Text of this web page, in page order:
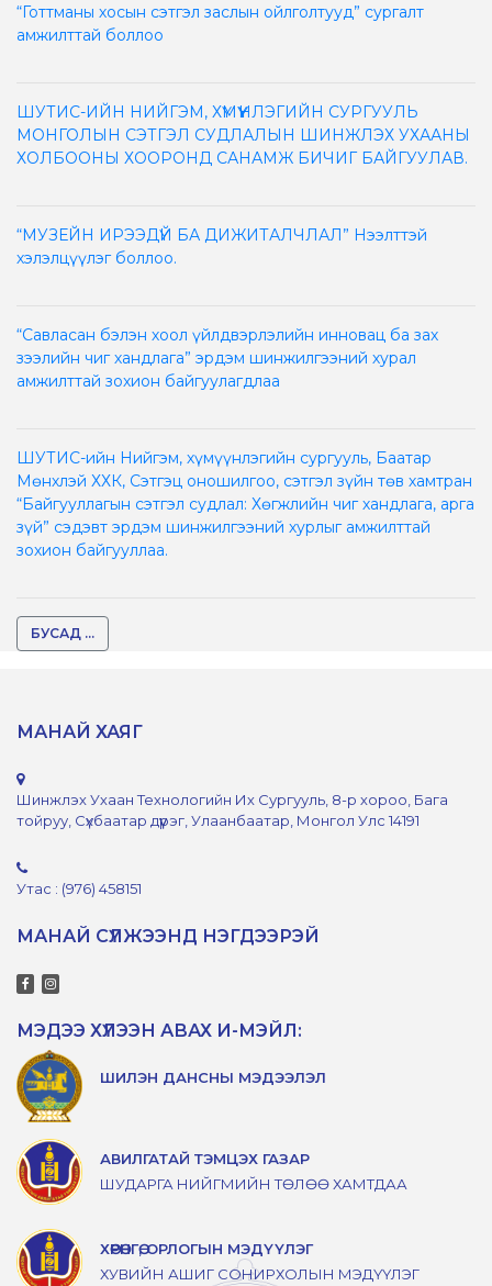
“Готтманы хосын сэтгэл заслын ойлголтууд” сургалт
амжилттай боллоо
ШУТИС-ИЙН НИЙГЭМ, ХҮМҮҮНЛЭГИЙН СУРГУУЛЬ
МОНГОЛЫН СЭТГЭЛ СУДЛАЛЫН ШИНЖЛЭХ УХААНЫ
ХОЛБООНЫ ХООРОНД САНАМЖ БИЧИГ БАЙГУУЛАВ.
“МУЗЕЙН ИРЭЭДҮЙ БА ДИЖИТАЛЧЛАЛ” Нээлттэй
хэлэлцүүлэг боллоо.
“Савласан бэлэн хоол үйлдвэрлэлийн инновац ба зах
зээлийн чиг хандлага” эрдэм шинжилгээний хурал
амжилттай зохион байгуулагдлаа
ШУТИС-ийн Нийгэм, хүмүүнлэгийн сургууль, Баатар
Мөнхлэй ХХК, Сэтгэц оношилгоо, сэтгэл зүйн төв хамтран
“Байгууллагын сэтгэл судлал: Хөгжлийн чиг хандлага, арга
зүй” сэдэвт эрдэм шинжилгээний хурлыг амжилттай
зохион байгууллаа.
БУСАД ...
МАНАЙ ХАЯГ
Шинжлэх Ухаан Технологийн Их Сургууль, 8-р хороо, Бага
тойруу, Сүхбаатар дүүрэг, Улаанбаатар, Монгол Улс 14191
Утас : (976) 458151
МАНАЙ СҮЛЖЭЭНД НЭГДЭЭРЭЙ
МЭДЭЭ ХҮЛЭЭН АВАХ И-МЭЙЛ:
ШИЛЭН ДАНСНЫ МЭДЭЭЛЭЛ
АВИЛГАТАЙ ТЭМЦЭХ ГАЗАР
ШУДАРГА НИЙГМИЙН ТӨЛӨӨ ХАМТДАА
ХӨРӨНГӨ, ОРЛОГЫН МЭДҮҮЛЭГ
ХУВИЙН АШИГ СОНИРХОЛЫН МЭДҮҮЛЭГ